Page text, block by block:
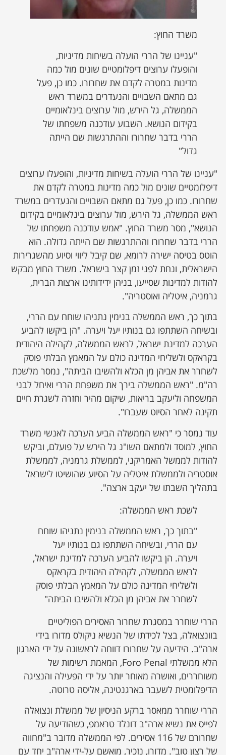
משרד החוץ:
"עניינו של הררי הועלה בשיחות מדיניות,
והופעלו ערוצים דיפלומטיים שונים מול כמה
מדינות במטרה לקדם את שחרורו. כמו כן, פעל
גם מתאם השבויים והנעדרים במשרד ראש
הממשלה, גל הירש, מול ערוצים בינלאומיים
בקידום הנושא. השבוע עודכנה משפחתו של
הררי בדבר שחרורו וההתרגשות שם הייתה
גדול"
"עניינו של הררי הועלה בשיחות מדיניות, והופעלו ערוצים
דיפלומטיים שונים מול כמה מדינות במטרה לקדם את
שחרורו. כמו כן, פעל גם מתאם השבויים והנעדרים במשרד
ראש הממשלה, גל הירש, מול ערוצים בינלאומיים בקידום
הנושא", מסר משרד החוץ. "אמש עודכנה משפחתו של
הררי בדבר שחרורו וההתרגשות שם הייתה גדולה. הוא
הוטס בטיסה ישירה לרומא, שם קיבל ליווי וסיוע מהשגרירות
הישראלית, ונחת לפני זמן קצר בישראל. משרד החוץ מבקש
להודות למדינות שסייעו, בניהן ידידותינו ארצות הברית,
גרמניה, איטליה ואוסטריה".
בתוך כך, ראש הממשלה בנימין נתניהו שוחח עם הררי,
ובשיחה השתתפו גם בנותיו יעל ויערה. "הן ביקשו להביע
הערכה למדינת ישראל, לראש הממשלה, לקהילה היהודית
בקראקס ולשליחי המדינה כולם על המאמץ הבלתי פוסק
לשחרר את אביהן מן הכלא ולהשיבו הביתה", נמסר מלשכת
רה"מ. "ראש הממשלה בירך את משפחת הררי ואיחל לבני
המשפחה וליעקב בריאות, שיקום מהיר וחזרה לשגרת חיים
תקינה לאחר הסיוט שעברו".
עוד נמסר כי "ראש הממשלה הביע הערכה לאנשי משרד
החוץ, למוסד ולמתאם השו"נ גל הירש על פועלם, וביקש
להודות לממשל האמריקני, לממשלת גרמניה, לממשלת
אוסטריה ולממשלת איטליה על הסיוע שהושיטו לישראל
בתהליך השבתו של יעקב ארצה".
לשכת ראש הממשלה:
"בתוך כך, ראש הממשלה בנימין נתניהו שוחח
עם הררי, ובשיחה השתתפו גם בנותיו יעל
ויערה. הן ביקשו להביע הערכה למדינת ישראל,
לראש הממשלה, לקהילה היהודית בקראקס
ולשליחי המדינה כולם על המאמץ הבלתי פוסק
לשחרר את אביהן מן הכלא ולהשיבו הביתה"
הררי שוחרר במסגרת שחרור האסירים הפוליטיים
בוונצואלה, בצל לכידתו של הנשיא ניקולס מדורו בידי
ארה"ב. הידיעה על שחרורו דווחה לראשונה על ידי הארגון
הלא ממשלתי Foro Penal, המאמת רשימות של
משוחררים, ואושרה מאוחר יותר על ידי הפעילה והנציגה
הדיפלומטית לשעבר בארגנטינה, אליסה טרוטה.
הררי שוחרר ממאסר ברקע הניסיון של ממשלת ונצואלה
לפייס את נשיא ארה"ב דונלד טראמפ, כשהודיעה על
שחרורם של 116 אסירים. לפי הממשלה מדובר ב"מחווה
של רצון טוב". מדורו, נזכיר, מואשם על-ידי ארה"ב יחד עם